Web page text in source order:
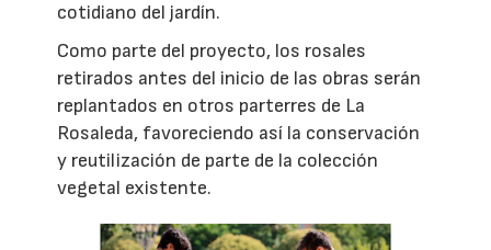
cotidiano del jardín.
Como parte del proyecto, los rosales
retirados antes del inicio de las obras serán
replantados en otros parterres de La
Rosaleda, favoreciendo así la conservación
y reutilización de parte de la colección
vegetal existente.